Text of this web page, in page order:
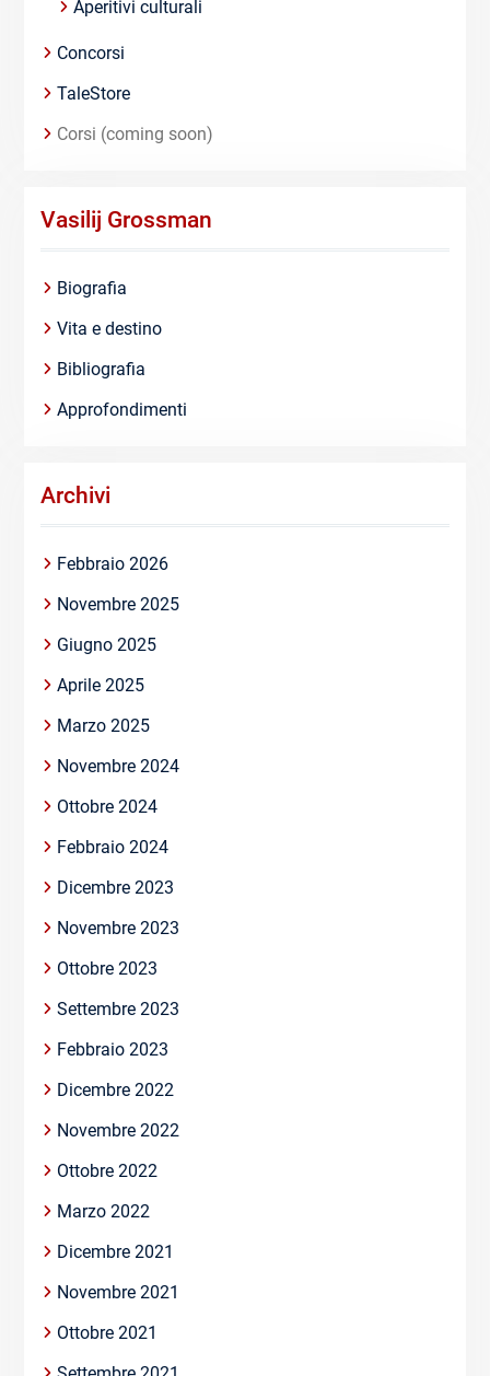
Aperitivi culturali
Concorsi
TaleStore
Corsi (coming soon)
Vasilij Grossman
Biografia
Vita e destino
Bibliografia
Approfondimenti
Archivi
Febbraio 2026
Novembre 2025
Giugno 2025
Aprile 2025
Marzo 2025
Novembre 2024
Ottobre 2024
Febbraio 2024
Dicembre 2023
Novembre 2023
Ottobre 2023
Settembre 2023
Febbraio 2023
Dicembre 2022
Novembre 2022
Ottobre 2022
Marzo 2022
Dicembre 2021
Novembre 2021
Ottobre 2021